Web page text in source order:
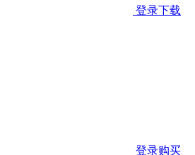
登录下载
登录购买